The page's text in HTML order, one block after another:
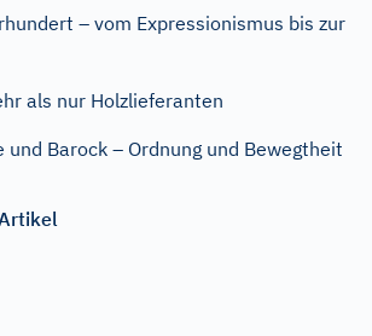
– vom Expressionismus bis zur
als nur Holzlieferanten
und Barock – Ordnung und Bewegtheit